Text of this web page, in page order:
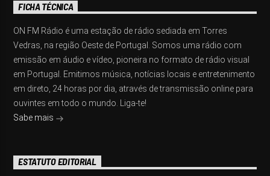
FICHA TÉCNICA
ON FM Rádio é uma estação de rádio sediada em Torres
Vedras, na região Oeste de Portugal. Somos uma rádio com
emissão em áudio e vídeo, pioneira no formato de rádio visual
em Portugal. Emitimos música, notícias locais e entretenimento
em direto, 24 horas por dia, através de transmissão online para
ouvintes em todo o mundo. Liga-te!
Sabe mais
ESTATUTO EDITORIAL